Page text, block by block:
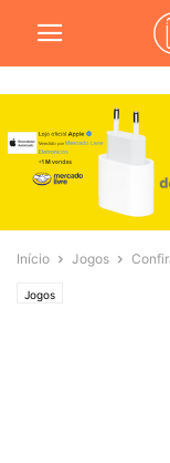
Início Jogos
Jogos